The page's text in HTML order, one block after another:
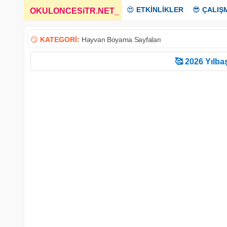
OKULONCESiTR.NET 😍 ETKİNLİKLER 😎
😏 KATEGORİ: Hayvan Boyama Sayfaları
🥰 2026